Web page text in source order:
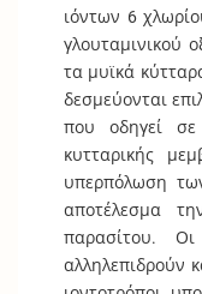
ιόντων 6
γλουταμινικού
τα μυϊκά
δεσμεύονται
που οδηγεί σε
κυτταρικής
υπερπόλωση
αποτέλεσμα
παρασίτου.
αλληλεπιδρούν